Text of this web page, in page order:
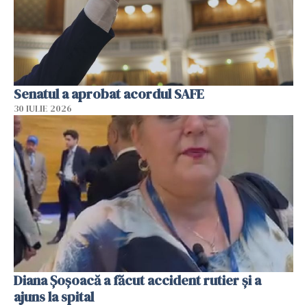
Senatul a aprobat acordul SAFE
30 IULIE 2026
Diana Șoșoacă a făcut accident rutier și a
ajuns la spital